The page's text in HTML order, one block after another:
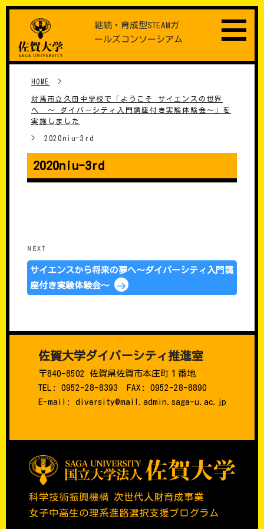
content
継続・育成型STEAMガ
ールズコンソーシアム
HOME >
対馬市立久田中学校で「ようこそ サイエンスの世界
へ ～ ダイバーシティ入門講座付き実験体験会～」を
実施しました
> 2020niu-3rd
2020niu-3rd
Next
Post
NEXT
サイエンスから将来の夢へ～ダイバーシティ入門講
座付き実験体験会～
科学技術振興機構 次世代人財育成事業
女子中高生の理系進路選択支援プログラム
佐賀大学ダイバーシティ推進室
〒840-8502 佐賀県佐賀市本庄町１番地
TEL: 0952-28-8393 FAX: 0952-28-8890
E-mail: diversity@mail.admin.saga-u.ac.jp